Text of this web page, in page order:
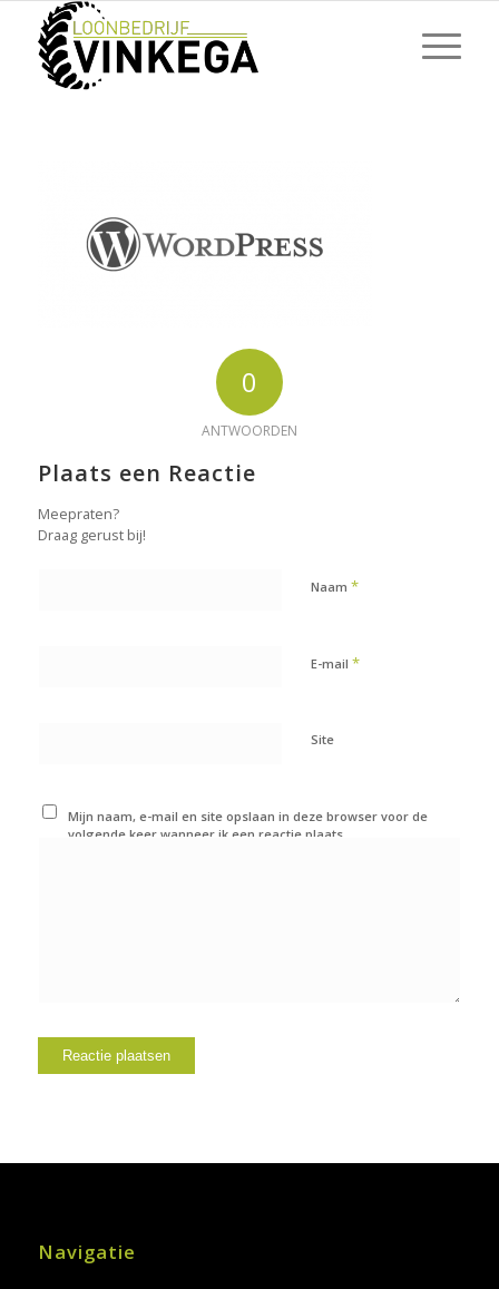
0
ANTWOORDEN
Plaats een Reactie
Meepraten?
Draag gerust bij!
Naam *
E-mail *
Site
Mijn naam, e-mail en site opslaan in deze browser voor de
volgende keer wanneer ik een reactie plaats.
Navigatie